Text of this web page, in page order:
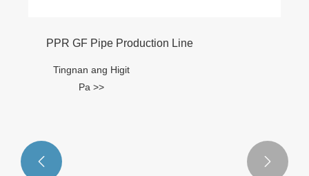
PPR GF Pipe Production Line
Tingnan ang Higit
Pa >>
 